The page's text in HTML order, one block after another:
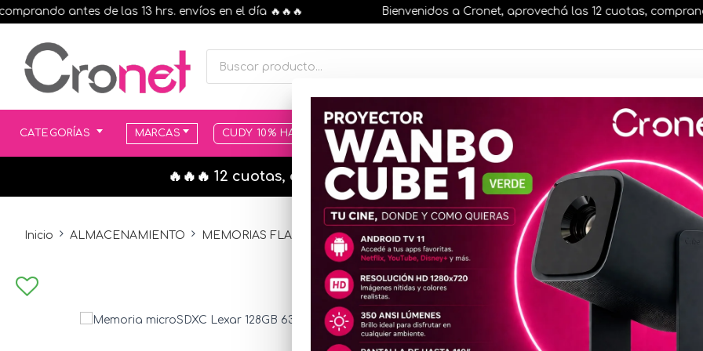
antes de las 13 hrs. envíos en el día 🔥🔥🔥 Bienvenidos a Cronet, aprovechá las 12 cuotas, comprando
CATEGORÍAS MARCAS CUDY 10% HASTA AGOTAR STOCK MOVILIDAD ELÉCTRICA 25% OFF
🔥🔥🔥 12 cuotas, en todos nuestros artículos, comprando antes de las 13
Inicio ALMACENAMIENTO MEMORIAS FLASH
Memoria
633x UHS-